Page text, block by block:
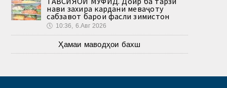
нави захира кардани меваҷоту
сабзавот барои фасли зимистон
🕔 10:36, 6.Авг 2026
Ҳамаи маводҳои бахш